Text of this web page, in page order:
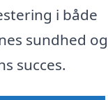
i både
sundhed og
succes.